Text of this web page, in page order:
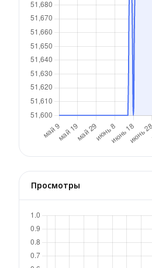
Просмотры